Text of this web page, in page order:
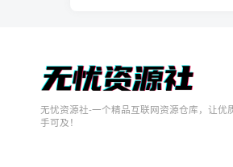
无忧资源社-一个精品互联网资源仓库，让优
手可及！